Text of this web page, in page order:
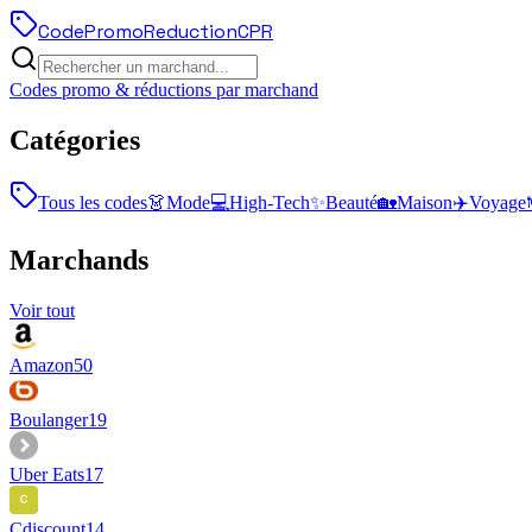
CodePromoReductionCPR
Codes promo & réductions par marchand
Catégories
Tous les codes👗Mode💻High-Tech✨Beauté🏡Maison✈️Voyage
Marchands
Voir tout
Amazon50
Boulanger19
Uber Eats17